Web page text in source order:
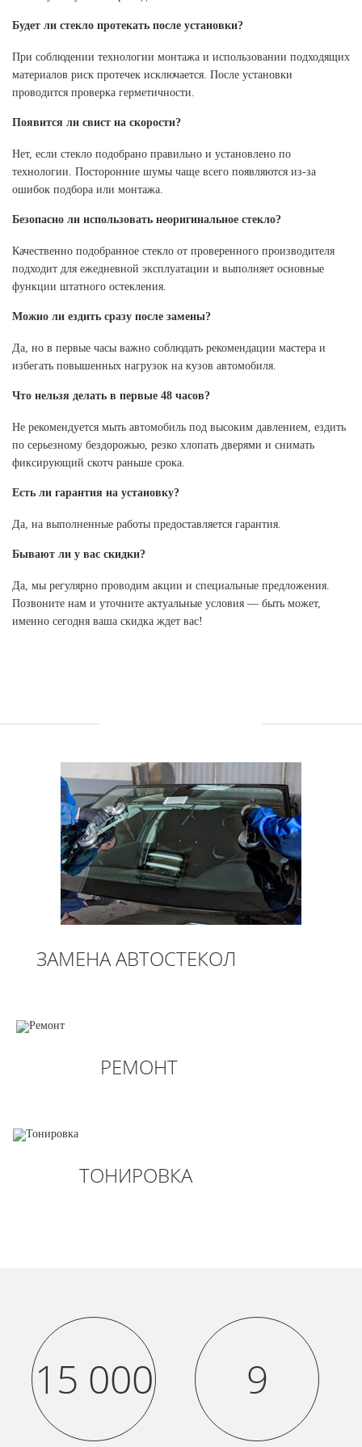
Будет ли стекло протекать после установки?
При соблюдении технологии монтажа и использовании подходящих
материалов риск протечек исключается. После установки
проводится проверка герметичности.
Появится ли свист на скорости?
Нет, если стекло подобрано правильно и установлено по
технологии. Посторонние шумы чаще всего появляются из-за
ошибок подбора или монтажа.
Безопасно ли использовать неоригинальное стекло?
Качественно подобранное стекло от проверенного производителя
подходит для ежедневной эксплуатации и выполняет основные
функции штатного остекления.
Можно ли ездить сразу после замены?
Да, но в первые часы важно соблюдать рекомендации мастера и
избегать повышенных нагрузок на кузов автомобиля.
Что нельзя делать в первые 48 часов?
Не рекомендуется мыть автомобиль под высоким давлением, ездить
по серьезному бездорожью, резко хлопать дверями и снимать
фиксирующий скотч раньше срока.
Есть ли гарантия на установку?
Да, на выполненные работы предоставляется гарантия.
Бывают ли у вас скидки?
Да, мы регулярно проводим акции и специальные предложения.
Позвоните нам и уточните актуальные условия — быть может,
именно сегодня ваша скидка ждет вас!
ЗАМЕНА АВТОСТЕКОЛ
РЕМОНТ
ТОНИРОВКА
15 000 9